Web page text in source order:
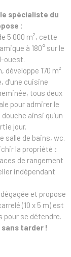
spécialiste du
:
5 000 m², cette
à 180° sur le
ouest.
170 m²
d’une cuisine
tous deux
pour admirer le
ainsi qu’un
jour.
salle de bains, wc.
la propriété :
de rangement
indépendant
et propose
(10 x 5 m) est
pour se détendre.
tarder !